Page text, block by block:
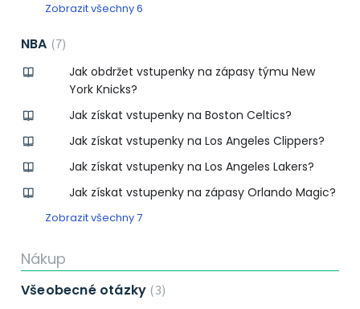
Zobrazit všechny 6
NBA 7
Jak obdržet vstupenky na zápasy týmu New
York Knicks?
Jak získat vstupenky na Boston Celtics?
Jak získat vstupenky na Los Angeles Clippers?
Jak získat vstupenky na Los Angeles Lakers?
Jak získat vstupenky na zápasy Orlando Magic?
Zobrazit všechny 7
Nákup
Všeobecné otázky 3